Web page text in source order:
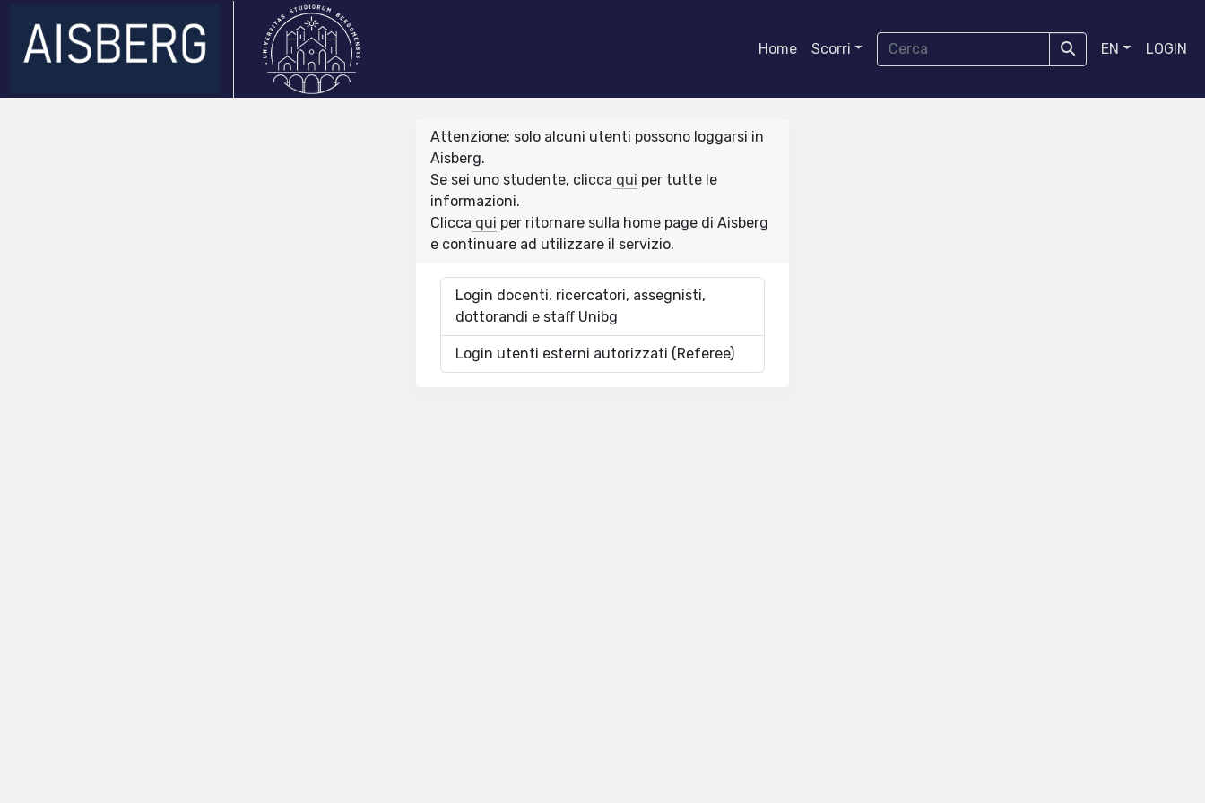
Home Scorri EN LOGIN
Attenzione: solo alcuni utenti possono loggarsi in
Aisberg.
Se sei uno studente, clicca qui per tutte le
informazioni.
Clicca qui per ritornare sulla home page di Aisberg
e continuare ad utilizzare il servizio.
Login docenti, ricercatori, assegnisti,
dottorandi e staff Unibg
Login utenti esterni autorizzati (Referee)